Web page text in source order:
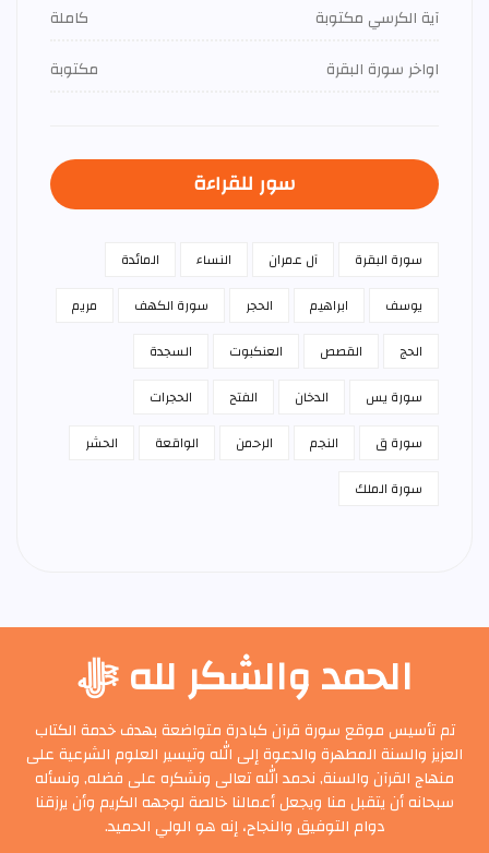
آية الكرسي مكتوبة
كاملة
اواخر سورة البقرة
مكتوبة
سور للقراءة
سورة البقرة آل عمران النساء
المائدة
يوسف
ابراهيم الحجر سورة الكهف
مريم
الحج
القصص العنكبوت
السجدة
سورة يس
الدخان الفتح
الحجرات
سورة ق
النجم الرحمن الواقعة
الحشر
سورة الملك
الحمد والشكر لله ﷻ
تم تأسيس موقع سورة قرآن كبادرة متواضعة بهدف خدمة الكتاب
العزيز والسنة المطهرة والدعوة إلى الله وتيسير العلوم الشرعية على
منهاج القرآن والسنة, نحمد الله تعالى ونشكره على فضله, ونسأله
سبحانه أن يتقبل منا ويجعل أعمالنا خالصة لوجهه الكريم وأن يرزقنا
دوام التوفيق والنجاح، إنه هو الولي الحميد.